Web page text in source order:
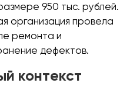
950 тыс. рублей.
организация провела
ремонта и
дефектов.
контекст